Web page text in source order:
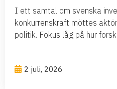
I ett samtal om svenska
konkurrenskraft möttes
politik. Fokus låg på hur
2 juli, 2026